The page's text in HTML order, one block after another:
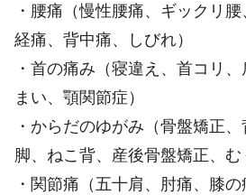
・腰痛（慢性腰痛、ギックリ
経痛、背中痛、しびれ）
・首の痛み（寝違え、首コリ
まい、顎関節症）
・からだのゆがみ（骨盤矯正
脚、ねこ背、産後骨盤矯正、む
・関節痛（五十肩、肘痛、膝